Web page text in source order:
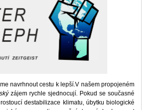
navrhnout cestu k lepší.V našem propojeném
zájem rychle sjednocují. Pokud se současné
destabilizace klimatu, úbytku biologické